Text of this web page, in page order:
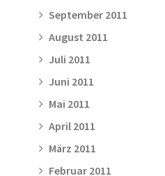
September 2011
August 2011
Juli 2011
Juni 2011
Mai 2011
April 2011
März 2011
Februar 2011